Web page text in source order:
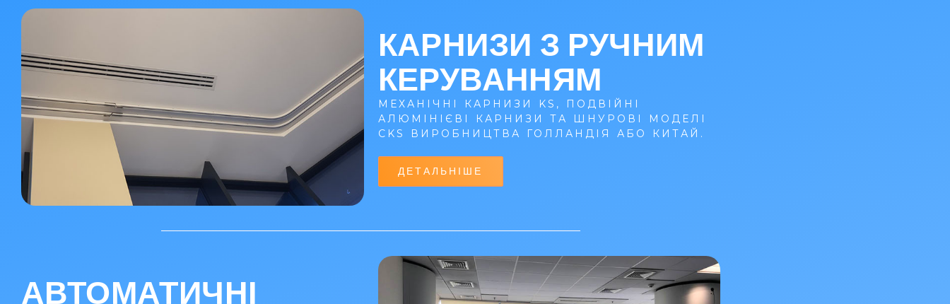
КАРНИЗИ З РУЧНИМ
КЕРУВАННЯМ
МЕХАНІЧНІ КАРНИЗИ KS, ПОДВІЙНІ
АЛЮМІНІЄВІ КАРНИЗИ ТА ШНУРОВІ МОДЕЛІ
CKS ВИРОБНИЦТВА ГОЛЛАНДІЯ АБО КИТАЙ.
ДЕТАЛЬНІШЕ
АВТОМАТИЧНІ